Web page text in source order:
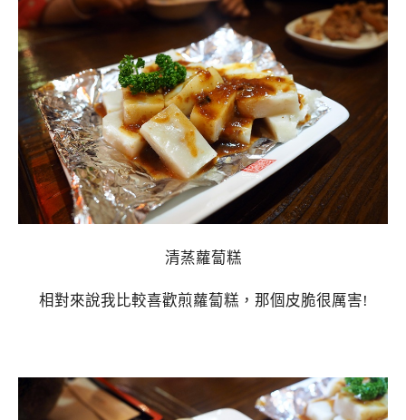
清蒸蘿蔔糕
相對來說我比較喜歡煎蘿蔔糕，那個皮脆很厲害!